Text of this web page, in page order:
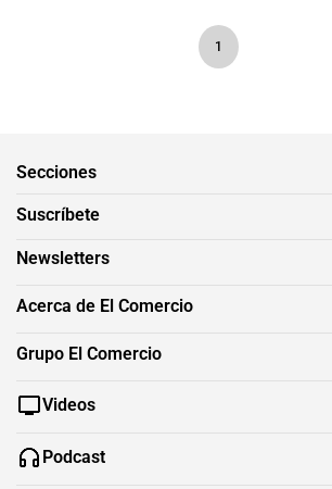
1
Secciones
Suscríbete
Newsletters
Acerca de El Comercio
Grupo El Comercio
Videos
Podcast